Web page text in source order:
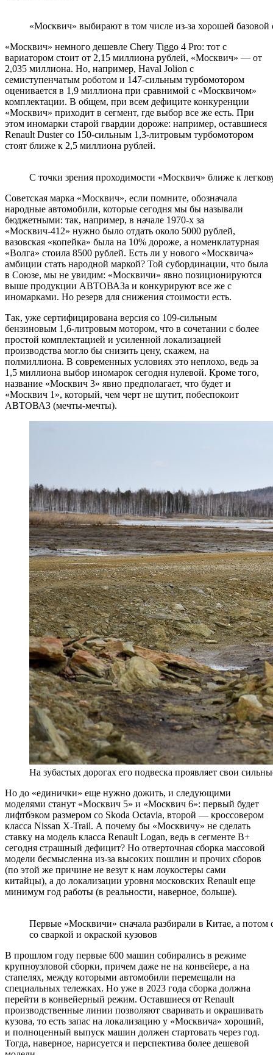
«Москвич» выбирают в том числе из-за хорошей базовой
«Москвич» немного дешевле Chery Tiggo 4 Pro: тот с
вариатором стоит от 2,15 миллиона рублей, «Москвич» — от
2,035 миллиона. Но, например, Haval Jolion с
семиступенчатым роботом и 147-сильным турбомотором
оценивается в 1,9 миллиона при сравнимой с «Москвичом»
комплектации. В общем, при всем дефиците конкуренции
«Москвич» приходит в сегмент, где выбор все же есть. При
этом иномарки старой гвардии дороже: например, оставшиеся
Renault Duster со 150-сильным 1,3-литровым турбомотором
стоят ближе к 2,5 миллиона рублей.
С точки зрения проходимости «Москвич» ближе к
Советская марка «Москвич», если помните, обозначала
народные автомобили, которые сегодня мы бы называли
бюджетными: так, например, в начале 1970-х за
«Москвич-412» нужно было отдать около 5000 рублей,
вазовская «копейка» была на 10% дороже, а номенклатурная
«Волга» стоила 8500 рублей. Есть ли у нового «Москвича»
амбиции стать народной маркой? Той субординации, что была
в Союзе, мы не увидим: «Москвичи» явно позиционируются
выше продукции АВТОВАЗа и конкурируют все же с
иномарками. Но резерв для снижения стоимости есть.
Так, уже сертифицирована версия со 109-сильным
бензиновым 1,6-литровым мотором, что в сочетании с более
простой комплектацией и усиленной локализацией
производства могло бы снизить цену, скажем, на
полмиллиона. В современных условиях это неплохо, ведь за
1,5 миллиона выбор иномарок сегодня нулевой. Кроме того,
название «Москвич 3» явно предполагает, что будет и
«Москвич 1», который, чем черт не шутит, побеспокоит
АВТОВАЗ (мечты-мечты).
На зубастых дорогах его подвеска проявляет свои
Но до «единички» еще нужно дожить, и следующими
моделями станут «Москвич 5» и «Москвич 6»: первый будет
лифтбэком размером со Skoda Octavia, второй — кроссовером
класса Nissan X-Trail. А почему бы «Москвичу» не сделать
ставку на модель класса Renault Logan, ведь в сегменте В+
сегодня страшный дефицит? Но отверточная сборка массовой
модели бесмысленна из-за высоких пошлин и прочих сборов
(по этой же причине не везут к нам лоукостеры сами
китайцы), а до локализации уровня московских Renault еще
минимум год работы (в реальности, наверное, больше).
Первые «Москвичи» сначала разбирали в Китае, а
со сваркой и окраской кузовов
В прошлом году первые 600 машин собирались в режиме
крупноузловой сборки, причем даже не на конвейере, а на
стапелях, между которыми автомобили перемещали на
специальных тележках. Но уже в 2023 года сборка должна
перейти в конвейерный режим. Оставшиеся от Renault
производственные линии позволяют сваривать и окрашивать
кузова, то есть запас на локализацию у «Москвича» хороший,
и полноценный выпуск машин должен стартовать через год.
Тогда, наверное, нарисуется и перспектива более дешевой